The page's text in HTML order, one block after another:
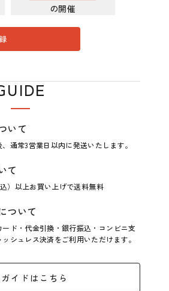
の開催
いて
通常3営業日以内に発送いたします。
て
）以上お買い上げで送料無料
ついて
ード・代金引換・銀行振込・コンビニ支
ッシュレス決済をご利用いただけます。
イドはこちら